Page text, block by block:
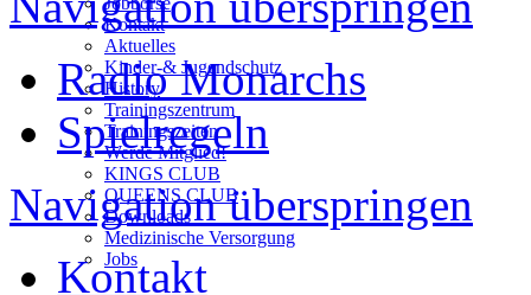
Kontakt
Aktuelles
Kinder-& Jugendschutz
History
Trainingszentrum
Trainingszeiten
Werde Mitglied!
KINGS CLUB
QUEENS CLUB
Downloads
Medizinische Versorgung
Jobs
Radio Monarchs
Spielregeln
Navigation überspringen
Kontakt